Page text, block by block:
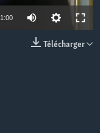
1:00
Télécharger